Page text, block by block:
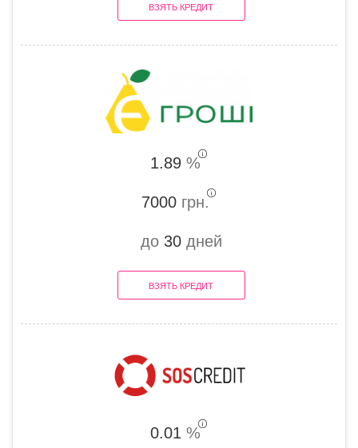
ВЗЯТЬ КРЕДИТ
1.89%
7000грн.
до 30дней
ВЗЯТЬ КРЕДИТ
0.01 %